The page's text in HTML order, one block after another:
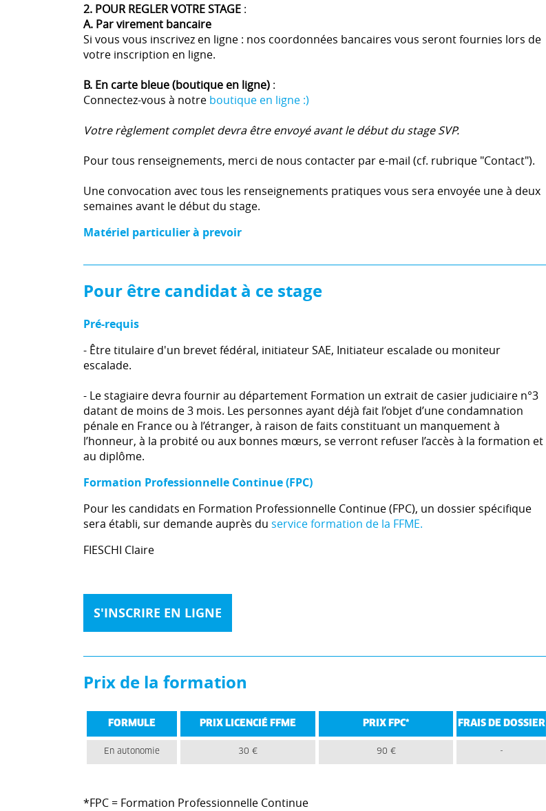
2. POUR REGLER VOTRE STAGE :
A. Par virement bancaire
Si vous vous inscrivez en ligne : nos coordonnées bancaires vous seront fournies lors de
votre inscription en ligne.
B. En carte bleue (boutique en ligne) :
Connectez-vous à notre boutique en ligne :)
Votre règlement complet devra être envoyé avant le début du stage SVP.
Pour tous renseignements, merci de nous contacter par e-mail (cf. rubrique "Contact").
Une convocation avec tous les renseignements pratiques vous sera envoyée une à deux
semaines avant le début du stage.
Matériel particulier à prevoir
Pour être candidat à ce stage
Pré-requis
- Être titulaire d'un brevet fédéral, initiateur SAE, Initiateur escalade ou moniteur
escalade.
- Le stagiaire devra fournir au département Formation un extrait de casier judiciaire n°3
datant de moins de 3 mois. Les personnes ayant déjà fait l’objet d’une condamnation
pénale en France ou à l’étranger, à raison de faits constituant un manquement à
l’honneur, à la probité ou aux bonnes mœurs, se verront refuser l’accès à la formation et
au diplôme.
Formation Professionnelle Continue (FPC)
Pour les candidats en Formation Professionnelle Continue (FPC), un dossier spécifique
sera établi, sur demande auprès du service formation de la FFME.
FIESCHI Claire
S'INSCRIRE EN LIGNE
Prix de la formation
FORMULE PRIX LICENCIÉ FFME PRIX FPC* FRAIS DE DOSSIER
En autonomie 30 € 90 € -
*FPC = Formation Professionnelle Continue